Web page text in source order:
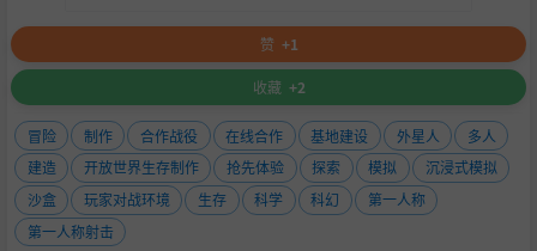
赞 +1
收藏 +2
冒险 制作 合作战役 在线合作 基地建设 外星人
多人
建造
开放世界生存制作 抢先体验 探索 模拟
沉浸式模拟
沙盒
玩家对战环境 生存 科学 科幻
第一人称
第一人称射击